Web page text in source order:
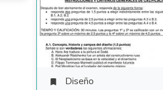
 Diseño